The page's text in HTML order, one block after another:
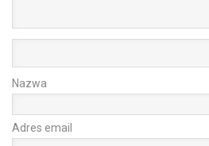
Nazwa
Adres email